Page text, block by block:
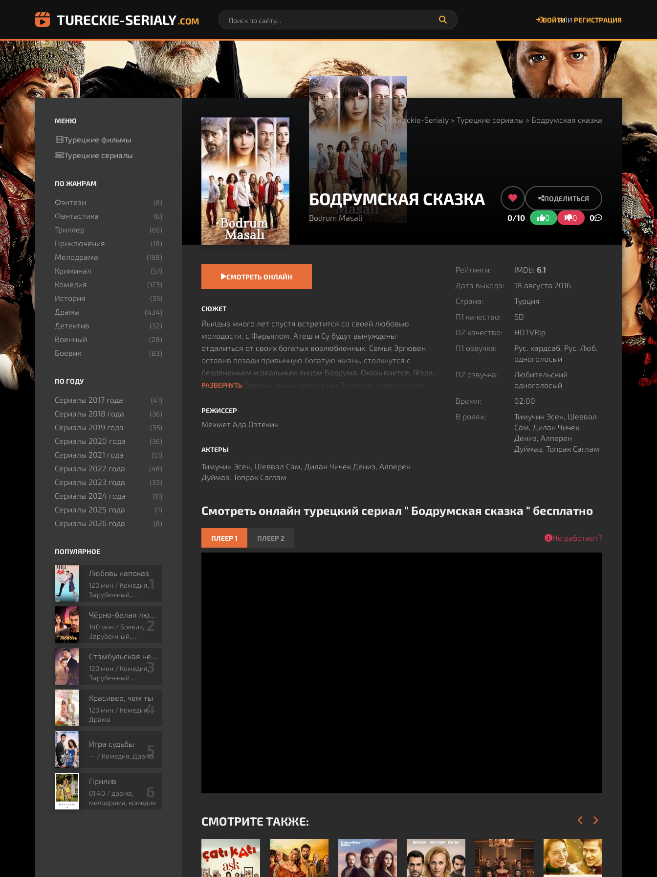
TURECKIE-SERIALY.COM ВОЙТИИЛИ РЕГИСТРАЦИЯ
Tureckie-Serialy » Турецкие сериалы » Бодрумская сказка
БОДРУМСКАЯ СКАЗКА ПОДЕЛИТЬСЯ
Bodrum Masali 0/10 0 0 0
СМОТРЕТЬ ОНЛАЙН
СЮЖЕТ
Йылдыз много лет спустя встретится со своей любовью
молодости, с Фарьялом. Атеш и Су будут вынуждены
отдалиться от своих богатых возлюбленных. Семья Эргювен
оставив позади привычную богатую жизнь, столкнутся с
безденежьем и реальным лицом Бодрума. Оказывается, Гёзде,
любовница Эврена, главы семейства Эргювен, живет прямо
одной угрозой для их семьи. Вопрос Су перед разрушенной
хибарой «Как мы будем здесь жить?», лишь первые проблемы с
РАЗВЕРНУТЬ
РЕЖИССЕР
Мехмет Ада Озтекин
АКТЕРЫ
Тимучин Эсен, Шеввал Сам, Дилан Чичек Дениз, Алперен
Дуймаз, Топрак Саглам
Рейтинги: IMDb: 6.1
Дата выхода:
18 августа 2016
Страна:
Турция
П1 качество:
SD
П2 качество:
HDTVRip
П1 озвучка:
Рус. хардсаб, Рус. Люб.
одноголосый
П2 озвучка:
Любительский
одноголосый
Время:
02:00
В ролях:
Тимучин Эсен, Шеввал
Сам, Дилан Чичек
Дениз, Алперен
Дуймаз, Топрак Саглам
Смотреть онлайн турецкий сериал " Бодрумская сказка " бесплатно
ПЛЕЕР 1 ПЛЕЕР 2 Не работает?
СМОТРИТЕ ТАКЖЕ:
МЕНЮ
Турецкие фильмы
Турецкие сериалы
ПО ЖАНРАМ
Фэнтези (6)
Фантастика (6)
Триллер (69)
Приключения (18)
Мелодрама (198)
Криминал (57)
Комедия (123)
История (35)
Драма (434)
Детектив (32)
Военный (28)
Боевик (83)
ПО ГОДУ
Сериалы 2017 года (41)
Сериалы 2018 года (36)
Сериалы 2019 года (35)
Сериалы 2020 года (36)
Сериалы 2021 года (51)
Сериалы 2022 года (46)
Сериалы 2023 года (33)
Сериалы 2024 года (11)
Сериалы 2025 года (1)
Сериалы 2026 года (6)
ПОПУЛЯРНОЕ
Любовь напоказ
120 мин / Комедия,
Зарубежный,
140 мин / Боевик,
Зарубежный,
120 мин / Комедия,
Зарубежный,
Красивее, чем ты
120 мин / Комедия,
Драма
Игра судьбы
— / Комедия, Драма
Прилив
01:40 / драма,
мелодрама, комедия